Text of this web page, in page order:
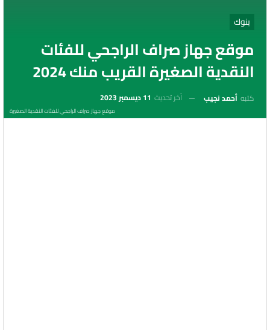
بنوك
موقع جهاز صراف الراجحي للفئات
النقدية الصغيرة القريب منك 2024
كتبه أحمد نجيب آخر تحديث 11 ديسمبر 2023
موقع جهاز صراف الراجحي للفئات النقدية الصغيرة